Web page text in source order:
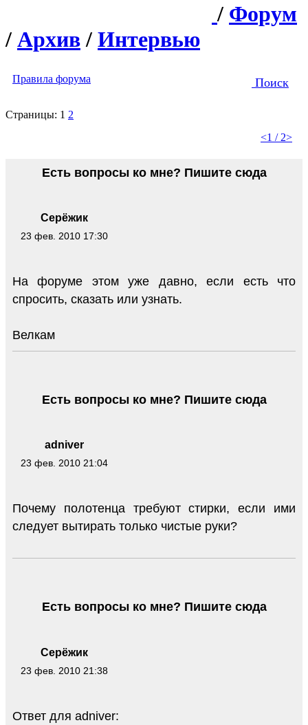
/ Форум
/ Архив / Интервью
Правила форума Поиск
Страницы: 1 2
<1 / 2>
Серёжик
23 фев. 2010 17:30
Есть вопросы ко мне? Пишите сюда
На форуме этом уже давно, если есть что
спросить, сказать или узнать.
Велкам
adniver
23 фев. 2010 21:04
Есть вопросы ко мне? Пишите сюда
Почему полотенца требуют стирки, если ими
следует вытирать только чистые руки?
Серёжик
23 фев. 2010 21:38
Есть вопросы ко мне? Пишите сюда
Ответ для adniver: